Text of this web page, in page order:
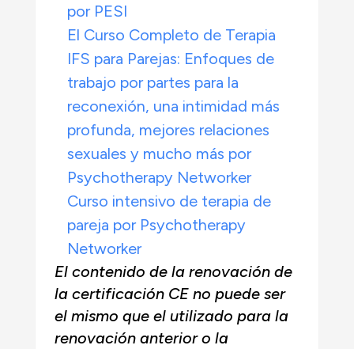
por PESI
El Curso Completo de Terapia
IFS para Parejas: Enfoques de
trabajo por partes para la
reconexión, una intimidad más
profunda, mejores relaciones
sexuales y mucho más por
Psychotherapy Networker
Curso intensivo de terapia de
pareja por Psychotherapy
Networker
El contenido de la renovación de
la certificación CE no puede ser
el mismo que el utilizado para la
renovación anterior o la